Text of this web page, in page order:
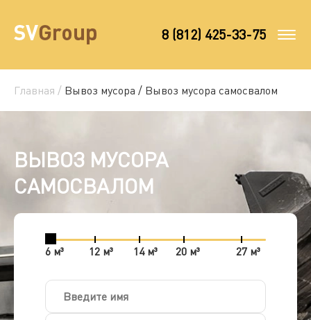
8 (812) 425-33-75
Главная / Вывоз мусора / Вывоз мусора самосвалом
ВЫВОЗ МУСОРА
САМОСВАЛОМ
6 м³ 12 м³ 14 м³ 20 м³ 27 м³